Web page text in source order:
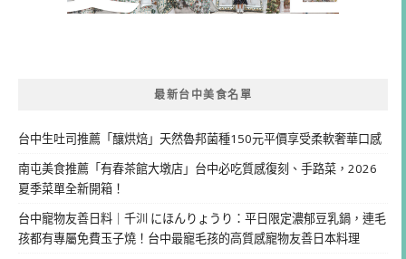
最新台中美食名單
台中生吐司推薦「釀烘焙」天然魯邦菌種150元平價享受柔軟奢華口感
南屯美食推薦「有春茶館大墩店」台中必吃質感復刻、手路菜，2026
夏季菜單全新開箱！
台中寵物友善日料｜千汌 にほんりょうり：平日限定濃郁豆乳鍋，連毛
孩都有專屬免費玉子燒！台中最寵毛孩的高質感寵物友善日本料理